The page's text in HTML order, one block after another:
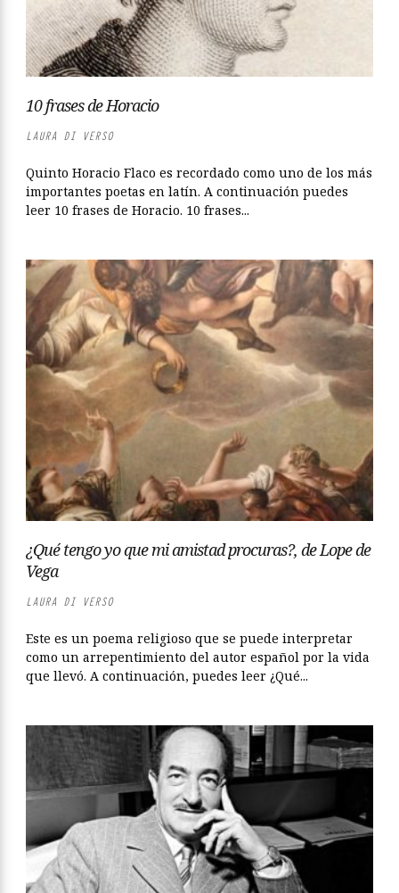
10 frases de Horacio
LAURA DI VERSO
Quinto Horacio Flaco es recordado como uno de los más
importantes poetas en latín. A continuación puedes
leer 10 frases de Horacio. 10 frases...
¿Qué tengo yo que mi amistad procuras?, de Lope de
Vega
LAURA DI VERSO
Este es un poema religioso que se puede interpretar
como un arrepentimiento del autor español por la vida
que llevó. A continuación, puedes leer ¿Qué...